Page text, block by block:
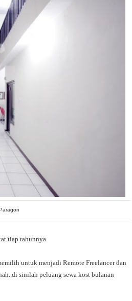
tiap tahunnya.
untuk menjadi Remote Freelancer dan
sinilah peluang sewa kost bulanan